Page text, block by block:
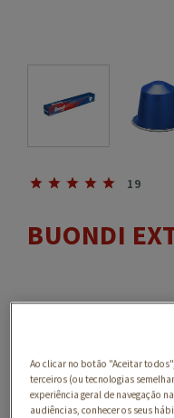
19
BUONDI
Ao clicar no botão "Aceitar
terceiros (ou tecnologias
experiência geral de navegação
audiências, conhecer os seus